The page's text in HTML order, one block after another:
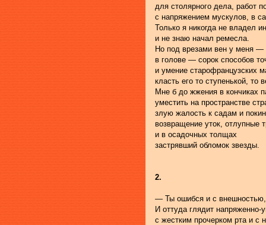
для столярного дела, работ
с напряжением мускулов, в
Только я никогда не владел
и не знаю начал ремесла.
Но под врезами вен у меня —
в голове — сорок способов
и умение старофранцузских
класть его то ступенькой, то
Мне б до жжения в кончиках
уместить на пространстве
злую жалость к садам и
возвращение уток, отлупные
и в осадочных толщах
застрявший обломок звезды.
2.
— Ты ошибся и с
И оттуда глядит напряженно-
с жестким прочерком рта и с